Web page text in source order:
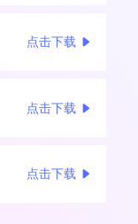
点击下载
点击下载
点击下载